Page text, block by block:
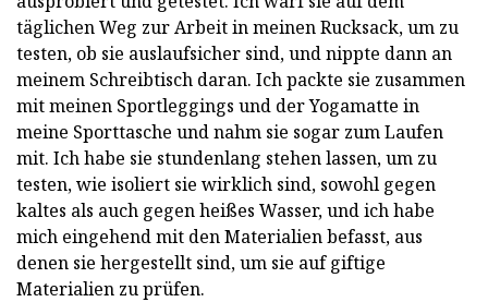
täglichen Weg zur Arbeit in meinen Rucksack, um zu
testen, ob sie auslaufsicher sind, und nippte dann an
meinem Schreibtisch daran. Ich packte sie zusammen
mit meinen Sportleggings und der Yogamatte in
meine Sporttasche und nahm sie sogar zum Laufen
mit. Ich habe sie stundenlang stehen lassen, um zu
testen, wie isoliert sie wirklich sind, sowohl gegen
kaltes als auch gegen heißes Wasser, und ich habe
mich eingehend mit den Materialien befasst, aus
denen sie hergestellt sind, um sie auf giftige
Materialien zu prüfen.